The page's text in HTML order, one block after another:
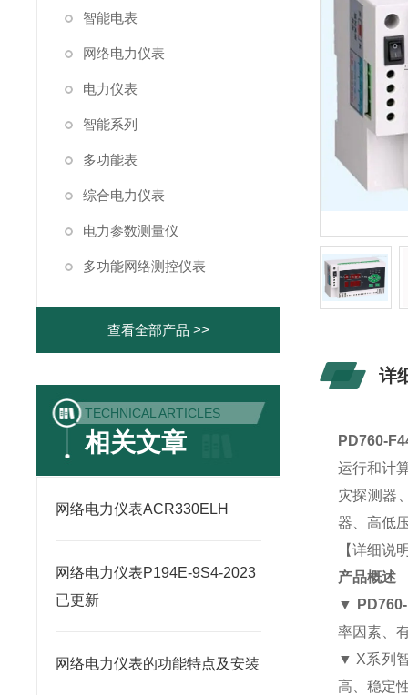
智能电表
网络电力仪表
电力仪表
智能系列
多功能表
综合电力仪表
电力参数测量仪
多功能网络测控仪表
查看全部产品 >>
TECHNICAL ARTICLES
相关文章
网络电力仪表ACR330ELH
网络电力仪表P194E-9S4-2023
已更新
网络电力仪表的功能特点及安装
详
PD760-
运行和计
灾探测器
器、高低
【详细说
产品概述
▼
率因素、
▼ X系列
高、稳定